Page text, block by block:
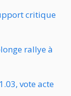
critique
rallye à
vote acte